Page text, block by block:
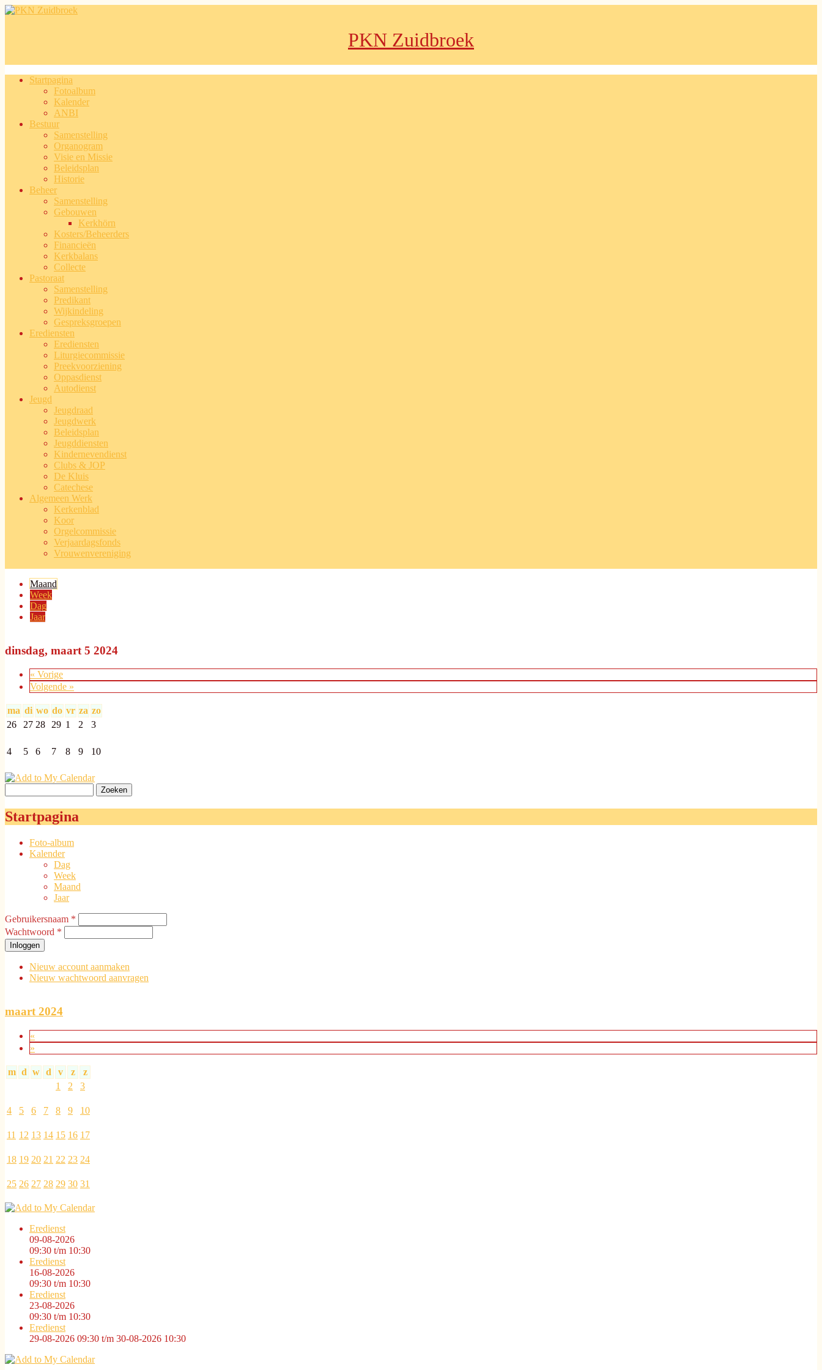
Overslaan en naar de inhoud gaan
PKN Zuidbroek
Hoofdmenu
Startpagina
Fotoalbum
Kalender
ANBI
Bestuur
Samenstelling
Organogram
Visie en Missie
Beleidsplan
Historie
Beheer
Samenstelling
Gebouwen
Kerkhörn
Kosters/Beheerders
Financieën
Kerkbalans
Collecte
Pastoraat
Samenstelling
Predikant
Wijkindeling
Gespreksgroepen
Erediensten
Erediensten
Liturgiecommissie
Preekvoorziening
Oppasdienst
Autodienst
Jeugd
Jeugdraad
Jeugdwerk
Beleidsplan
Jeugddiensten
Kindernevendienst
Clubs & JOP
De Kluis
Catechese
Algemeen Werk
Kerkenblad
Koor
Orgelcommissie
Verjaardagsfonds
Vrouwenvereniging
Maand
Week
Dag
Jaar
dinsdag, maart 5 2024
« Vorige
Volgende »
ma di wo do vr za zo
26
27 28 29 1 2 3
4 5 6 7 8 9 10
Startpagina
Foto-album
Kalender
Dag
Week
Maand
Jaar
Gebruikerslogin
Gebruikersnaam *
Wachtwoord *
Nieuw account aanmaken
Nieuw wachtwoord aanvragen
maart 2024
«
»
m d w d v z
z
1
2 3
4 5 6 7 8 9 10
11 12 13 14 15 16 17
18 19 20 21 22 23 24
25 26 27 28 29 30 31
Eredienst
09-08-2026
09:30 t/m 10:30
Eredienst
16-08-2026
09:30 t/m 10:30
Eredienst
23-08-2026
09:30 t/m 10:30
Eredienst
29-08-2026 09:30 t/m 30-08-2026 10:30